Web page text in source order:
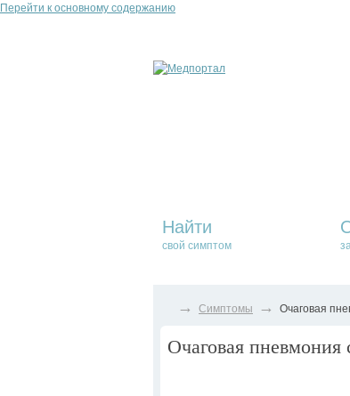
Перейти к основному содержанию
Найти
свой симптом
→ Симптомы → Очаговая
Очаговая пневмония